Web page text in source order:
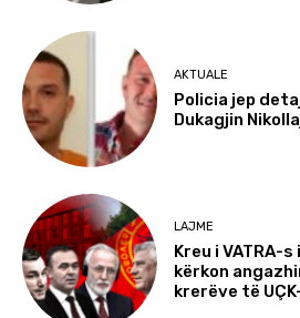
AKTUALE
Policia jep
Dukagjin
LAJME
Kreu i VATRA-
kërkon
krerëve të